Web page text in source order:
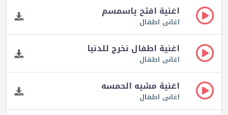
اغنية افتح ياسمسم
اغانى اطفال
اغنية اطفال نخرج للدنيا
اغانى اطفال
اغنية مشيه الحمسه
اغانى اطفال